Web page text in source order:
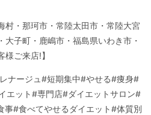
村・那珂市・常陸太田市・常陸大宮
子町・鹿嶋市・福島県いわき市・
ご来店!】
ナージュ#短期集中#やせる#痩身#
エット#専門店#ダイエットサロン#
#食べてやせるダイエット#体質別